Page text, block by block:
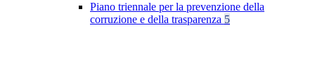
Piano triennale per la prevenzione della
corruzione e della trasparenza 5